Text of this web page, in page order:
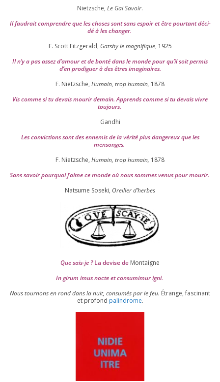
Nietzsche, Le Gai Savoir.
Il fau­drait com­prendre que les choses sont sans espoir et être pour­tant déci­
dé à les chan­ger.
F. Scott Fitzgerald, Gatsby le magni­fique, 1925
Il n’y a pas assez d’a­mour et de bon­té dans le monde pour qu’il soit per­mis
d’en pro­di­guer à des êtres imaginaires.
F. Nietzsche, Humain, trop humain, 1878
Vis comme si tu devais mou­rir demain. Apprends comme si tu devais vivre
toujours.
Gandhi
Les convic­tions sont des enne­mis de la véri­té plus dan­ge­reux que les
mensonges.
F. Nietzsche, Humain, trop humain, 1878
Sans savoir pour­quoi j’aime ce monde où nous sommes venus pour mourir.
Natsume Soseki, Oreiller d’herbes
Que sais-je ?La devise de Montaigne
In girum imus nocte et consu­mi­mur igni.
Nous tour­nons en rond dans la nuit, consu­més par le feu. Étrange, fas­ci­nant
et pro­fond palin­drome.